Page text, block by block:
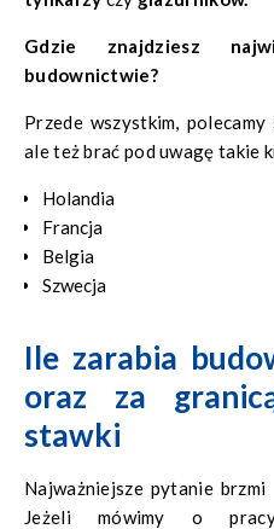
Gdzie znajdziesz
budownictwie?
Przede wszystkim,
ale też brać pod uwagę takie
Holandia
Francja
Belgia
Szwecja
Ile zarabia
oraz za
stawki
Najważniejsze pytanie
Jeżeli mówimy o